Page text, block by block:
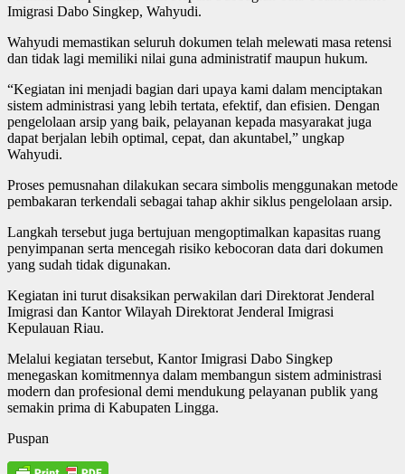
Imigrasi Dabo Singkep, Wahyudi.
Wahyudi memastikan seluruh dokumen telah melewati masa retensi
dan tidak lagi memiliki nilai guna administratif maupun hukum.
“Kegiatan ini menjadi bagian dari upaya kami dalam menciptakan
sistem administrasi yang lebih tertata, efektif, dan efisien. Dengan
pengelolaan arsip yang baik, pelayanan kepada masyarakat juga
dapat berjalan lebih optimal, cepat, dan akuntabel,” ungkap
Wahyudi.
Proses pemusnahan dilakukan secara simbolis menggunakan metode
pembakaran terkendali sebagai tahap akhir siklus pengelolaan arsip.
Langkah tersebut juga bertujuan mengoptimalkan kapasitas ruang
penyimpanan serta mencegah risiko kebocoran data dari dokumen
yang sudah tidak digunakan.
Kegiatan ini turut disaksikan perwakilan dari Direktorat Jenderal
Imigrasi dan Kantor Wilayah Direktorat Jenderal Imigrasi
Kepulauan Riau.
Melalui kegiatan tersebut, Kantor Imigrasi Dabo Singkep
menegaskan komitmennya dalam membangun sistem administrasi
modern dan profesional demi mendukung pelayanan publik yang
semakin prima di Kabupaten Lingga.
Puspan